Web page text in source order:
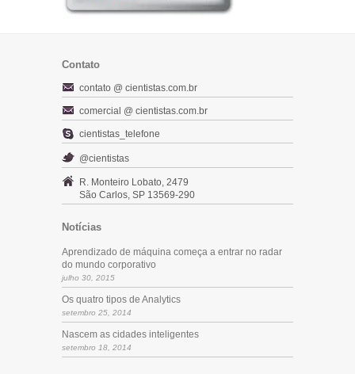
Contato
contato @ cientistas.com.br
comercial @ cientistas.com.br
cientistas_telefone
@cientistas
R. Monteiro Lobato, 2479
São Carlos, SP 13569-290
Notícias
Aprendizado de máquina começa a entrar no radar
do mundo corporativo
julho 30, 2015
Os quatro tipos de Analytics
setembro 25, 2014
Nascem as cidades inteligentes
setembro 18, 2014